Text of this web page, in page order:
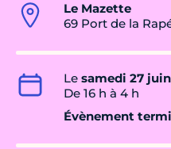
Le Mazette
69 Port de la
Le samedi 27
De 16 h à 4 h
Évènement